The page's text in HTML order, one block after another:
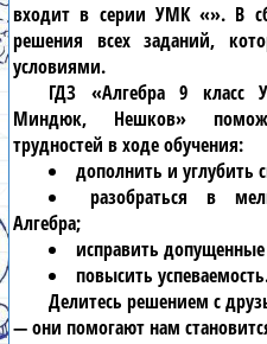
входит в серии УМК «». В
решения всех заданий,
условиями.
ГДЗ «Алгебра 9 класс
Миндюк, Нешков»
трудностей в ходе обучения:
дополнить и углубить
разобраться в
Алгебра;
исправить
повысить
Делитесь решением с
— они помогают нам